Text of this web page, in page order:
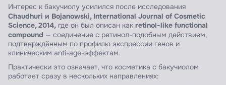
Интерес к бакучиолу усилился после исследования
Chaudhuri и Bojanowski, International Journal of Cosmetic
Science, 2014, где он был описан как retinol-like functional
compound — соединение с ретинол-подобным действием,
подтверждённым по профилю экспрессии генов и
клиническим anti-age-эффектам.
Практически это означает, что косметика с бакучиолом
работает сразу в нескольких направлениях: